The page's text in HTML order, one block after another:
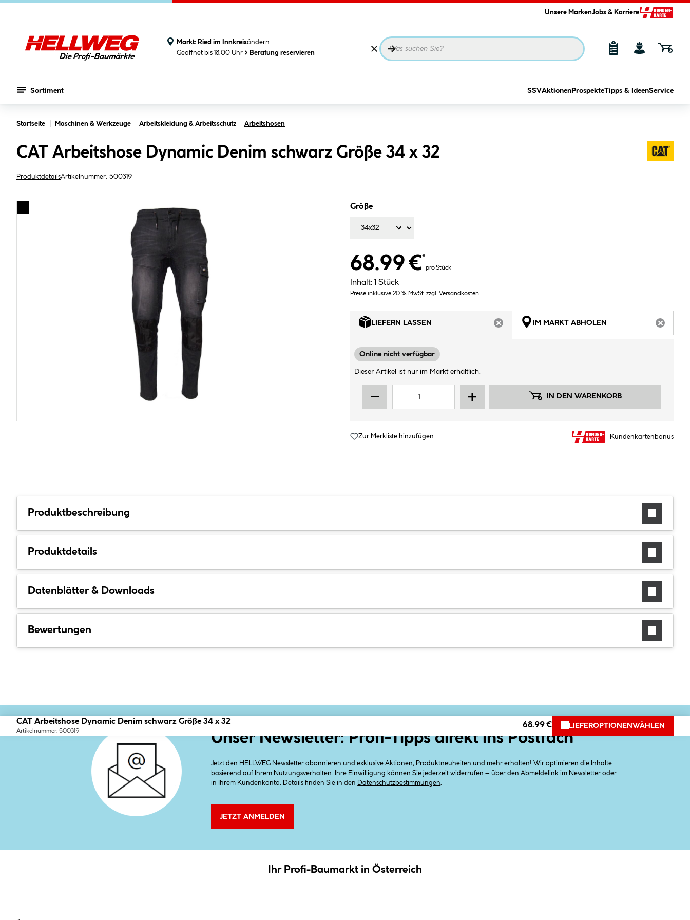
Unsere MarkenJobs & Karriere
Markt: Ried im Innkreisändern
Geöffnet bis 18:00 Uhr
Beratung reservieren
Sortiment SSVAktionen ProspekteTipps & IdeenService
Startseite Maschinen & Werkzeuge Arbeitskleidung & Arbeitsschutz Arbeitshosen
CAT Arbeitshose Dynamic Denim schwarz Größe 34 x 32
ProduktdetailsArtikelnummer: 500319
Größe
68.99 €*
pro Stück
Inhalt: 1 Stück
Preise inklusive 20 % MwSt. zzgl. Versandkosten
LIEFERN LASSEN
ARTIKEL NICHT VERFÜGBAR
IM MARKT ABHOLEN
Online nicht verfügbar
Dieser Artikel ist nur im Markt erhältlich.
IN DEN WARENKORB
Zur Merkliste hinzufügen Kundenkartenbonus
Produktbeschreibung
Produktdetails
Datenblätter & Downloads
Bewertungen
CAT Arbeitshose Dynamic Denim schwarz Größe 34 x 32
Artikelnummer: 500319
68.99 € LIEFEROPTIONEN WÄHLEN
Unser Newsletter: Profi-Tipps direkt ins Postfach
Jetzt den HELLWEG Newsletter abonnieren und exklusive Aktionen, Produktneuheiten und mehr erhalten! Wir optimieren die Inhalte
basierend auf Ihrem Nutzungsverhalten. Ihre Einwilligung können Sie jederzeit widerrufen – über den Abmeldelink im Newsletter oder
in Ihrem Kundenkonto. Details finden Sie in den
Datenschutzbestimmungen
JETZT ANMELDEN
Ihr Profi-Baumarkt in Österreich